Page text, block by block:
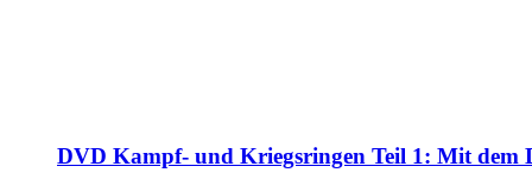
DVD Kampf- und Kriegsringen Teil 1: Mit dem